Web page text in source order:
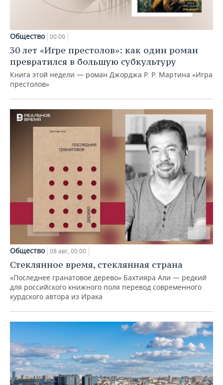
Общество 00:00
30 лет «Игре престолов»: как один роман
превратился в большую субкультуру
Книга этой недели — роман Джорджа Р. Р. Мартина «Игра
престолов»
Общество 08 авг, 00:00
Стеклянное время, стеклянная страна
«Последнее гранатовое дерево» Бахтияра Али — редкий
для российского книжного поля перевод современного
курдского автора из Ирака